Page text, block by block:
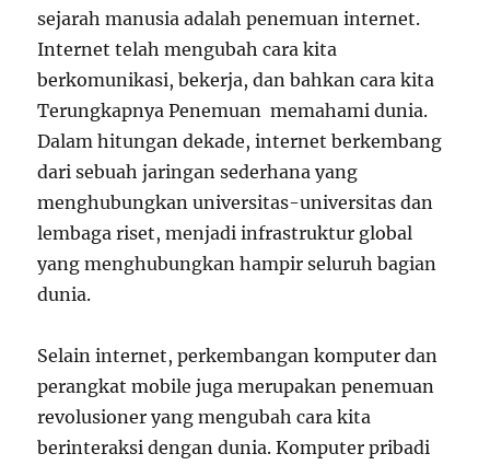
sejarah manusia adalah penemuan internet.
Internet telah mengubah cara kita
berkomunikasi, bekerja, dan bahkan cara kita
Terungkapnya Penemuan memahami dunia.
Dalam hitungan dekade, internet berkembang
dari sebuah jaringan sederhana yang
menghubungkan universitas-universitas dan
lembaga riset, menjadi infrastruktur global
yang menghubungkan hampir seluruh bagian
dunia.
Selain internet, perkembangan komputer dan
perangkat mobile juga merupakan penemuan
revolusioner yang mengubah cara kita
berinteraksi dengan dunia. Komputer pribadi